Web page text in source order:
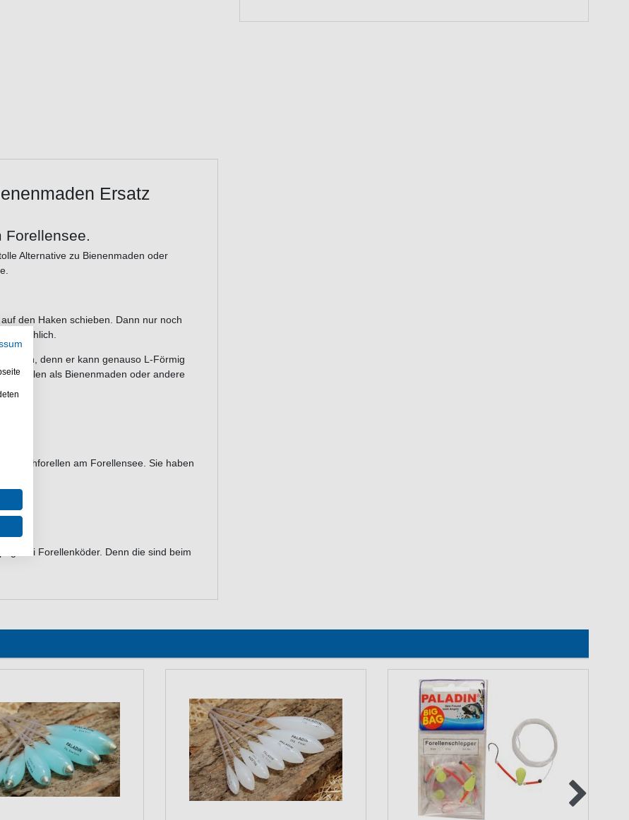
Ersatz
Alternative zu Bienenmaden oder
den Haken schieben. Dann nur noch
denn er kann genauso L-Förmig
Forellen als Bienenmaden oder andere
Bachforellen am Forellensee. Sie haben
Forellenköder. Denn die sind beim